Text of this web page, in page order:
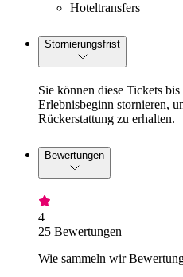
Hoteltransfers
Stornierungsfrist
Sie können diese Tickets
Erlebnisbeginn stornieren,
Rückerstattung zu erhalten.
Bewertungen
4
25 Bewertungen
Wie sammeln wir